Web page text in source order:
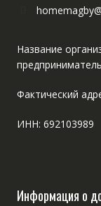
Название
Фактический
ИНН: 692103989
Информация о